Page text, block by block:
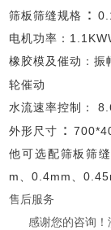
筛板筛缝规格 ：
电机功率：
橡胶模及催动 ：振
轮催动
水流速率控制：
外形尺寸 ：
他可选配筛板筛
m、0.4mm、
售后服务
感谢您的咨询